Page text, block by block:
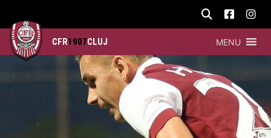
CFR1907CLUJ MENU